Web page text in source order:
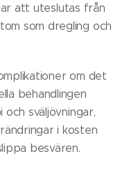
att uteslutas från
som dregling och
om det
behandlingen
sväljövningar,
i kosten
besvären.